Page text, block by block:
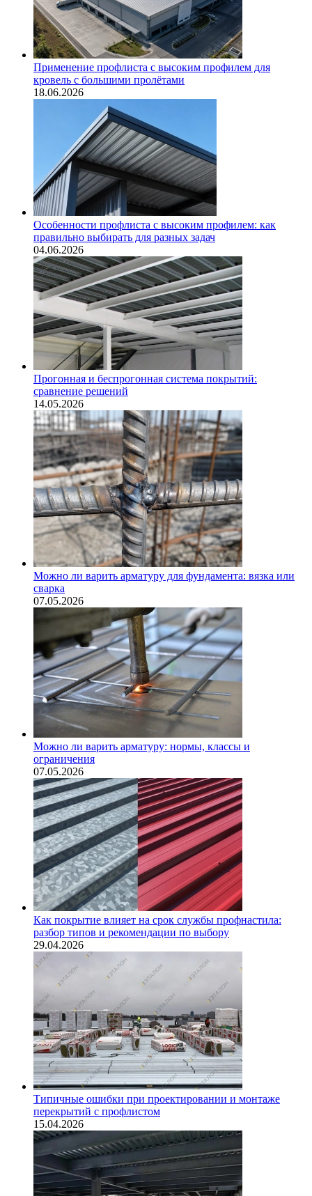
Применение профлиста с высоким профилем для
кровель с большими пролётами
18.06.2026
Особенности профлиста с высоким профилем: как
правильно выбирать для разных задач
04.06.2026
Прогонная и беспрогонная система покрытий:
сравнение решений
14.05.2026
Можно ли варить арматуру для фундамента: вязка или
сварка
07.05.2026
Можно ли варить арматуру: нормы, классы и
ограничения
07.05.2026
Как покрытие влияет на срок службы профнастила:
разбор типов и рекомендации по выбору
29.04.2026
Типичные ошибки при проектировании и монтаже
перекрытий с профлистом
15.04.2026